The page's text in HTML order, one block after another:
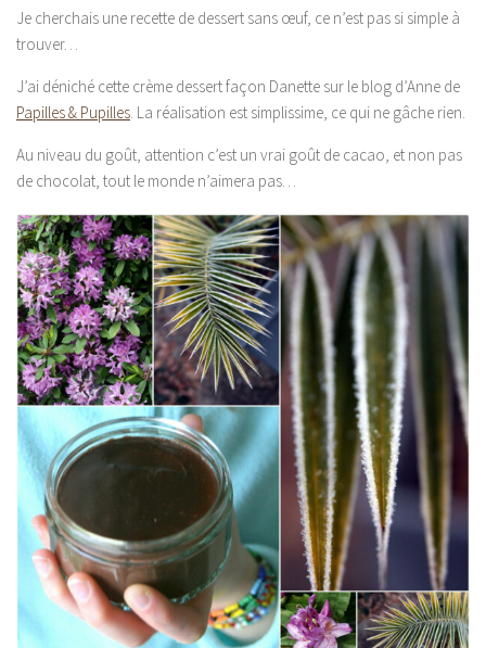
Je cherchais une recette de dessert sans œuf, ce n’est pas si simple à
trouver…
J’ai déniché cette crème dessert façon Danette sur le blog d’Anne de
Papilles & Pupilles . La réalisation est simplissime, ce qui ne gâche rien.
Au niveau du goût, attention c’est un vrai goût de cacao, et non pas
de chocolat, tout le monde n’aimera pas…